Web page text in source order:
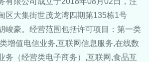
区大集街世茂龙湾四期第135栋1号
峻豪。经营范围包括许可项目：第一类
增值电信业务,互联网信息服务,在线数
务（经营类电子商务）,互联网,食品互